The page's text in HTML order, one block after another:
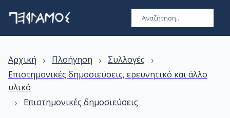
Αρχική › Πλοήγηση › Συλλογές ›
Επιστημονικές δημοσιεύσεις, ερευνητικό και άλλο
υλικό
› Επιστημονικές δημοσιεύσεις